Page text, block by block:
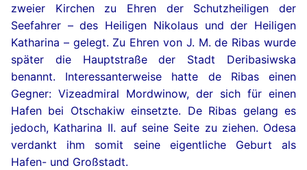
zweier Kirchen zu Ehren der Schutzheiligen der
Seefahrer – des Heiligen Nikolaus und der Heiligen
Katharina – gelegt. Zu Ehren von J. M. de Ribas wurde
später die Hauptstraße der Stadt Deribasiwska
benannt. Interessanterweise hatte de Ribas einen
Gegner: Vizeadmiral Mordwinow, der sich für einen
Hafen bei Otschakiw einsetzte. De Ribas gelang es
jedoch, Katharina II. auf seine Seite zu ziehen. Odesa
verdankt ihm somit seine eigentliche Geburt als
Hafen- und Großstadt.